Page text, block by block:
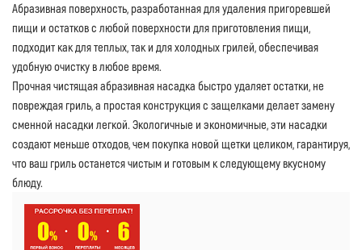
Абразивная поверхность, разработанная для удаления пригоревшей
пищи и остатков с любой поверхности для приготовления пищи,
подходит как для теплых, так и для холодных грилей, обеспечивая
удобную очистку в любое время.
Прочная чистящая абразивная насадка быстро удаляет остатки, не
повреждая гриль, а простая конструкция с защелками делает замену
сменной насадки легкой. Экологичные и экономичные, эти насадки
создают меньше отходов, чем покупка новой щетки целиком, гарантируя,
что ваш гриль останется чистым и готовым к следующему вкусному
блюду.